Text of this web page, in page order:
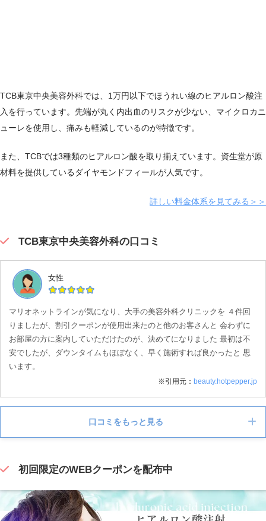
TCB東京中央美容外科では、1万円以下でほうれい線のヒアルロン酸注
入を行っています。先端が丸く内出血のリスクが少ない、マイクロカニ
ューレを使用し、痛みも軽減しているのが特徴です。
また、TCBでは3種類のヒアルロン酸を取り揃えています。資生堂が原
材料を提供しているダイヤモンドフィールが人気です。
詳しい料金体系を見てみる＞＞
TCB東京中央美容外科の口コミ
女性
マリオネットラインが気になり、大手の美容外科クリニックを ４件回
りましたが、割引クーポンが使用出来たのと他のお客さんと 会わずに
お部屋の方に案内していただけたのが、決めてになりました 最初は不
安でしたが、ダウンタイムもほぼなく、早く施術すれば良かったと 思
います。
※引用元： beauty.hotpepper.jp
口コミをもっと見る
初回限定のWEBクーポンを配布中